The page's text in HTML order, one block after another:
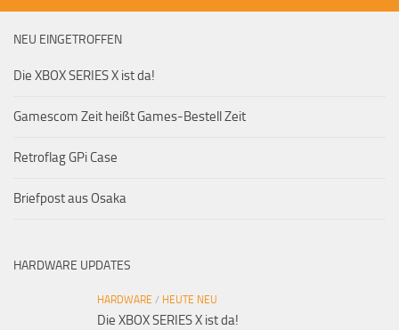
NEU EINGETROFFEN
Die XBOX SERIES X ist da!
Gamescom Zeit heißt Games-Bestell Zeit
Retroflag GPi Case
Briefpost aus Osaka
HARDWARE UPDATES
HARDWARE / HEUTE NEU
Die XBOX SERIES X ist da!